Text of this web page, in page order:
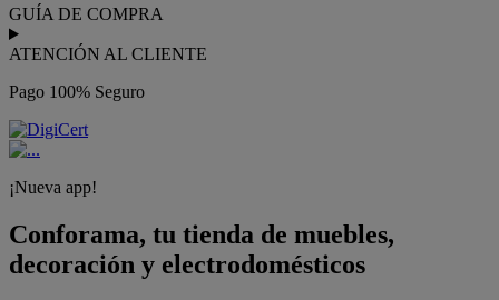
GUÍA DE COMPRA
ATENCIÓN AL CLIENTE
Pago 100% Seguro
¡Nueva app!
Conforama, tu tienda de muebles,
decoración y electrodomésticos